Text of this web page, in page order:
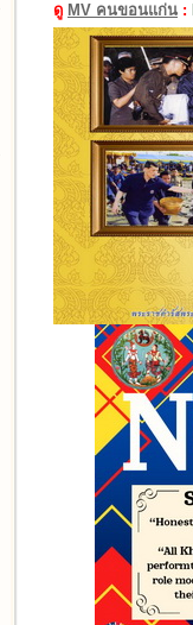
ดู MV คนขอนแก่น :